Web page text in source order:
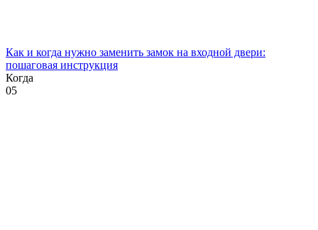
Как и когда нужно заменить замок на входной двери:
пошаговая инструкция
Когда
05